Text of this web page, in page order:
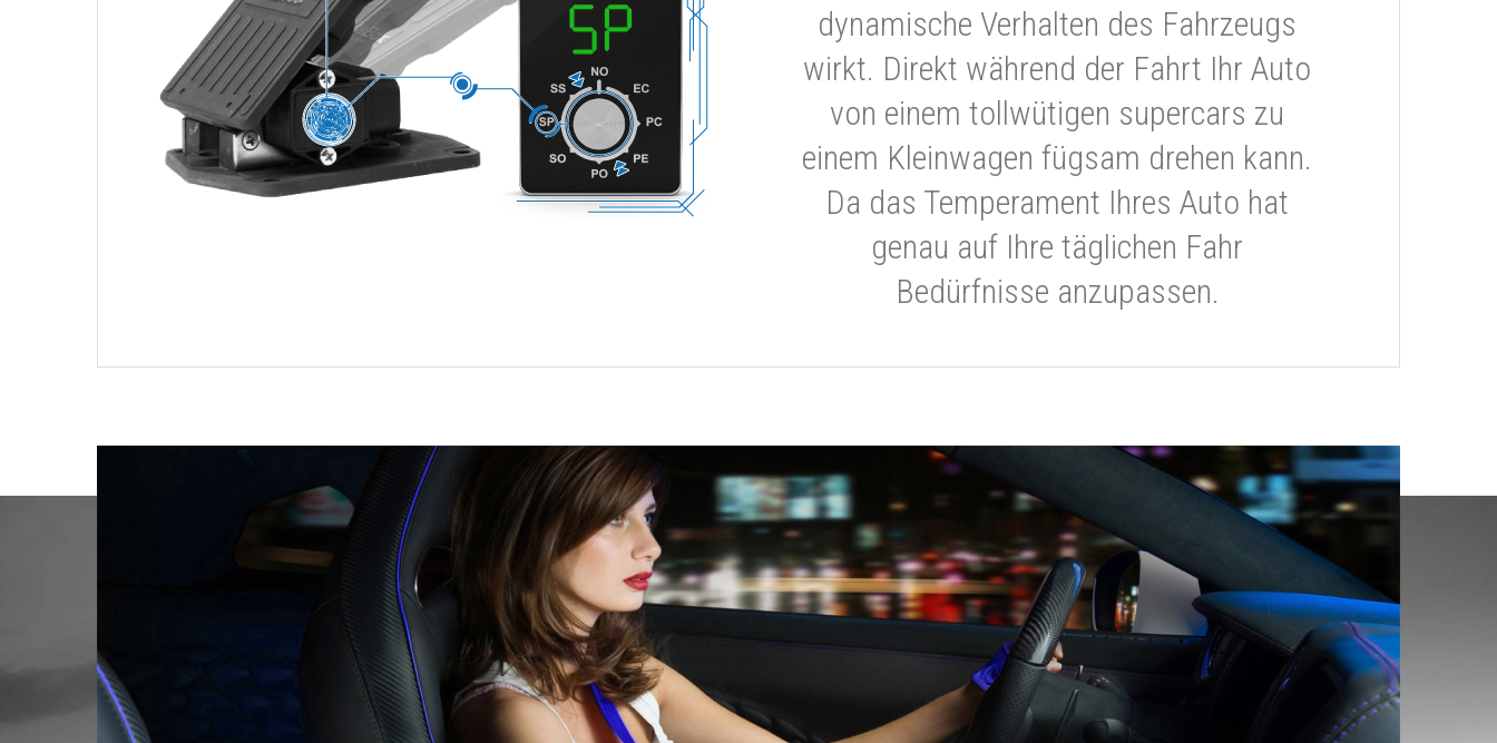
dynamische Verhalten des Fahrzeugs
wirkt. Direkt während der Fahrt Ihr Auto
von einem tollwütigen supercars zu
einem Kleinwagen fügsam drehen kann.
Da das Temperament Ihres Auto hat
genau auf Ihre täglichen Fahr
Bedürfnisse anzupassen.